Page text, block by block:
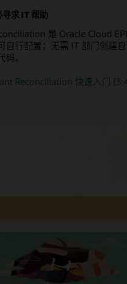
求 IT 帮助
是 Oracle Cloud
自行配置；无需 IT 部门创建
。
Reconciliation 快速入门